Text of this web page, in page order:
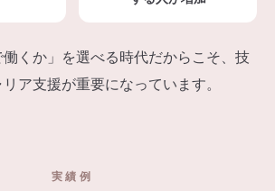
くか」を選べる時代だからこそ、技
ア支援が重要になっています。
実績例